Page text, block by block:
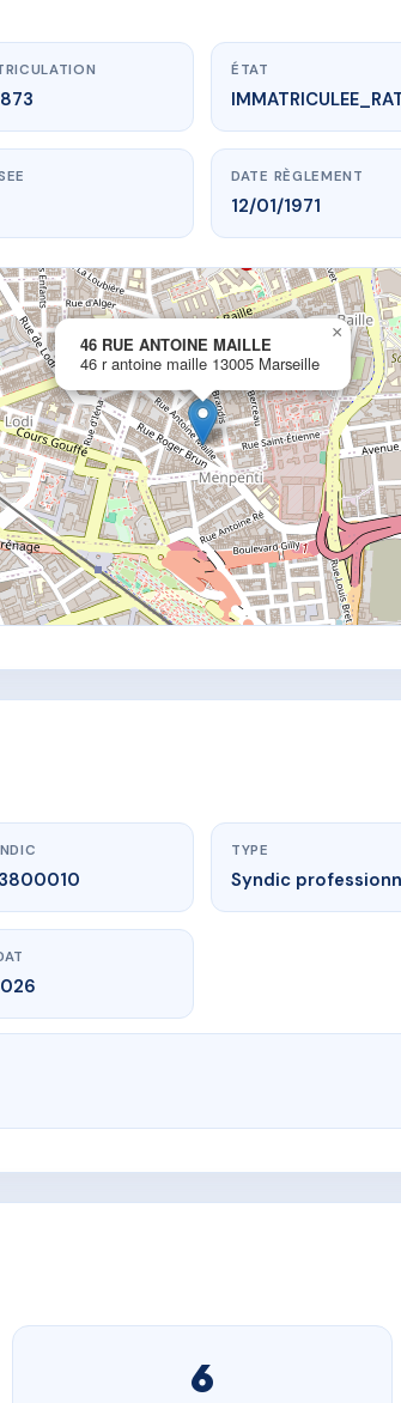
AE7225873
MAILLE
13005 Marseille
ÉTAT
DATE RÈGLEMENT
12/01/1971
46 RUE ANTOINE MAILLE
46 r antoine maille 13005 Marseille
×
TYPE
Syndic
6